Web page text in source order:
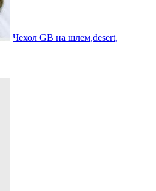
Чехол GB на шлем,desert,